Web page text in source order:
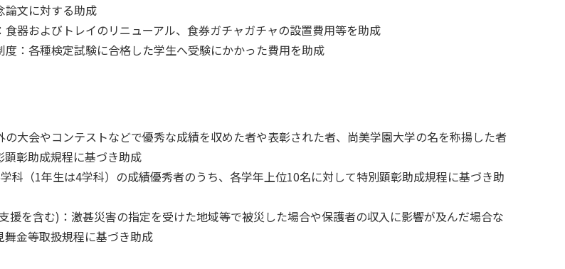
論文に対する助成
食器およびトレイのリニューアル、食券ガチャガチャの設置費用等を助成
度：各種検定試験に合格した学生へ受験にかかった費用を助成
の大会やコンテストなどで優秀な成績を収めた者や表彰された者、尚美学園大学の名を称揚した者
顕彰助成規程に基づき助成
科（1年生は4学科）の成績優秀者のうち、各学年上位10名に対して特別顕彰助成規程に基づき助
援を含む)：激甚災害の指定を受けた地域等で被災した場合や保護者の収入に影響が及んだ場合な
舞金等取扱規程に基づき助成